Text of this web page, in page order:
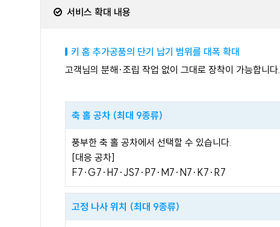
서비스 확대 내용
키 홈 추가공품의 단기 납기 범위를 대폭 확대
고객님의 분해·조립 작업 없이 그대로 장착이 가능합니다.
축 홀 공차 (최대 9종류)
풍부한 축 홀 공차에서 선택할 수 있습니다.
[대응 공차]
F7·G7·H7·JS7·P7·M7·N7·K7·R7
고정 나사 위치 (최대 9종류)